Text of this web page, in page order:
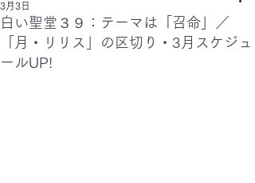
白い聖堂３９：テーマは「召命」／
「月・リリス」の区切り・3月スケジュ
ールUP!
3月3日